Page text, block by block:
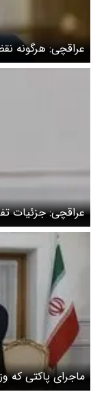
عراقچی: هرگونه
قدردانی وزیر
عراقچی: جزئیات
می‌شود
ماجرای پاکتی که
چیست؟